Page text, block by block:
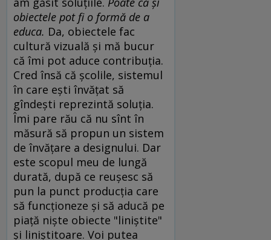
obiectele pot fi o formă de a
educa. Da, obiectele fac
cultură vizuală şi mă bucur
că îmi pot aduce contribuţia.
Cred însă că şcolile, sistemul
în care eşti învăţat să
gîndeşti reprezintă soluţia.
Îmi pare rău că nu sînt în
măsură să propun un sistem
de învăţare a designului. Dar
este scopul meu de lungă
durată, după ce reuşesc să
pun la punct producţia care
să funcţioneze şi să aducă pe
piaţă nişte obiecte "liniştite"
şi liniştitoare. Voi putea